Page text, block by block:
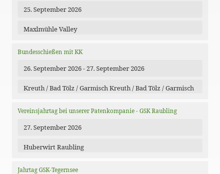
25. September 2026
Maxlmühle Valley
Bundesschießen mit KK
26. September 2026 - 27. September 2026
Kreuth / Bad Tölz / Garmisch Kreuth / Bad Tölz / Garmisch
Vereinsjahrtag bei unserer Patenkompanie - GSK Raubling
27. September 2026
Huberwirt Raubling
Jahrtag GSK-Tegernsee